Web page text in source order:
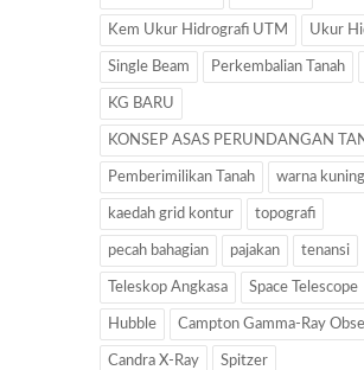
Kem Ukur Hidrografi UTM Ukur
Single Beam Perkembalian Tanah
KG BARU
KONSEP ASAS PERUNDANGAN
Pemberimilikan Tanah warna kuning
kaedah grid kontur topografi
pecah bahagian pajakan tenansi
Teleskop Angkasa Space Telescope
Hubble Campton Gamma-Ray
Candra X-Ray Spitzer